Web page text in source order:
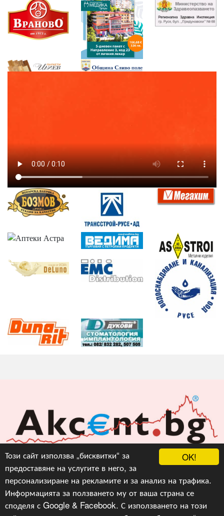
OK!
Този сайт използва „бисквитки“ за
предоставяне на услугите в него, за
персонализиране на рекламите и за анализ на трафика.
Информацията за ползването му от ваша страна се
споделя с Google & Facebook. С използването на този
Акцент БГ ЕООД
info@akcent.bg
Facebook